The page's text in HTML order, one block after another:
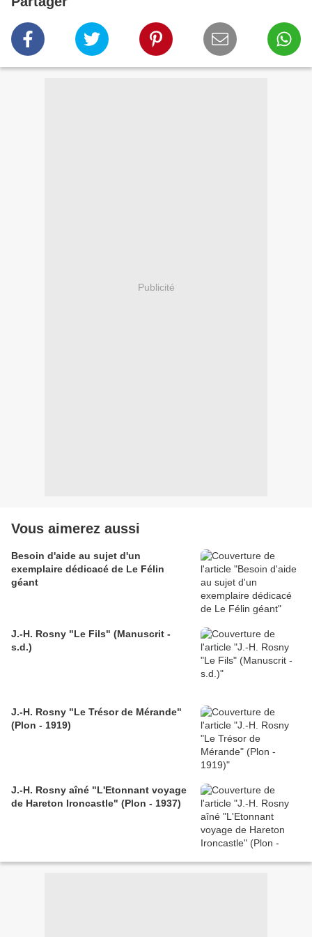
Publicité
Vous aimerez aussi
Besoin d'aide au sujet d'un
exemplaire dédicacé de Le Félin
géant
J.-H. Rosny "Le Fils" (Manuscrit -
s.d.)
J.-H. Rosny "Le Trésor de Mérande"
(Plon - 1919)
J.-H. Rosny aîné "L'Etonnant voyage
de Hareton Ironcastle" (Plon - 1937)